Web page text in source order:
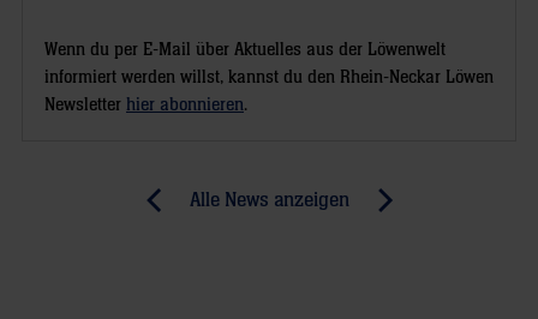
Wenn du per E-Mail über Aktuelles aus der Löwenwelt
informiert werden willst, kannst du den Rhein-Neckar Löwen
Newsletter hier abonnieren.
Alle News anzeigen